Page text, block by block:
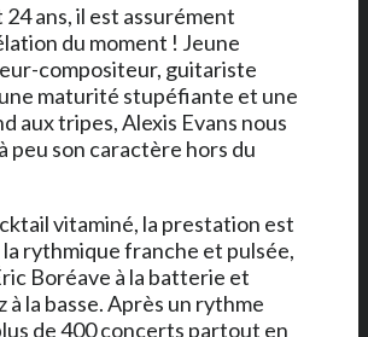
ans, il est assurément
du moment ! Jeune
compositeur, guitariste
maturité stupéfiante et une
aux tripes, Alexis Evans nous
peu son caractère hors du
vitaminé, la prestation est
rythmique franche et pulsée,
Boréave à la batterie et
à la basse. Après un rythme
de 400 concerts partout en